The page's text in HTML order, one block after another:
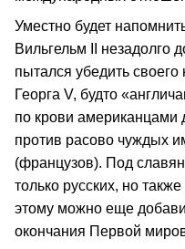
Уместно будет
Вильгельм II незадолго
пытался убедить своего
Георга V, будто
по крови
против расово чуждых
(французов). Под
только русских, но
этому можно еще
окончания Первой